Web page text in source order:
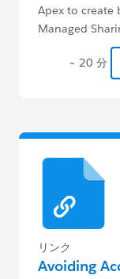
Apex to create
Managed
~ 20 分
リンク
Avoiding